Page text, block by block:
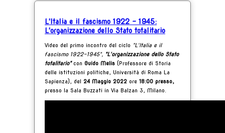
L'Italia e il fascismo 1922 - 1945:
L'organizzazione dello Stato totalitario
Video del primo incontro del ciclo "L'Italia e il
fascismo 1922-1945", "L'organizzazione dello Stato
totalitario"con Guido Melis (Professore di Storia
delle istituzioni politiche, Università di Roma La
Sapienza), del 24 Maggio 2022 ore 18:00 presso,
presso la Sala Buzzati in Via Balzan 3, Milano.